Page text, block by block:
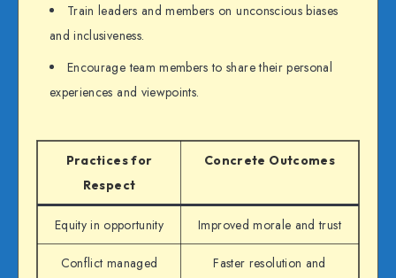
Train leaders and members on unconscious biases
and inclusiveness.
Encourage team members to share their personal
experiences and viewpoints.
Practices for
Respect
Concrete Outcomes
Equity in opportunity Improved morale and trust
Conflict managed
Faster resolution and